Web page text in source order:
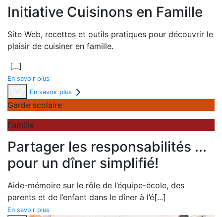
Initiative Cuisinons en Famille
Site Web, recettes et outils pratiques pour découvrir le
plaisir de cuisiner en famille.
[...]
En savoir plus
En savoir plus
Garde scolaire
Famille
Partager les responsabilités ...
pour un dîner simplifié!
Aide-mémoire sur le rôle de l’équipe-école, des
parents et de l’enfant dans le dîner à l’é[...]
En savoir plus